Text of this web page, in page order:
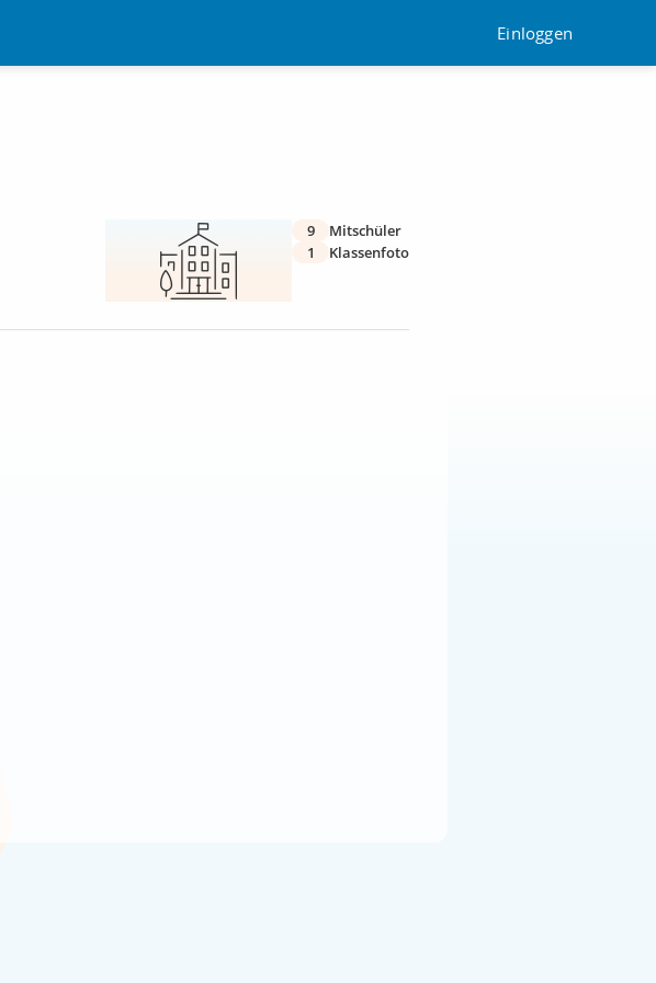
Einloggen
9
Mitschüler
1
Klassenfoto